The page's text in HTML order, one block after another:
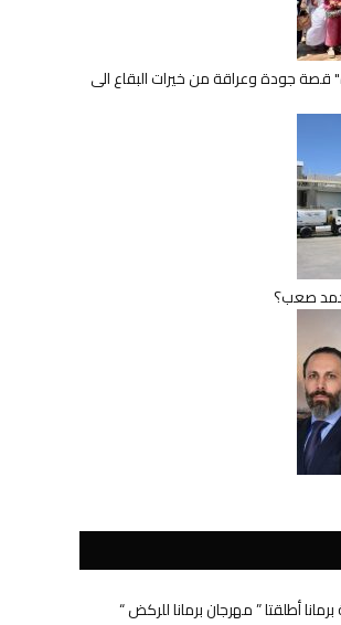
قصة جودة وعراقة من خيرات البقاع الى
صعب؟
أطلقتا ” مهرجان برمانا للركض “